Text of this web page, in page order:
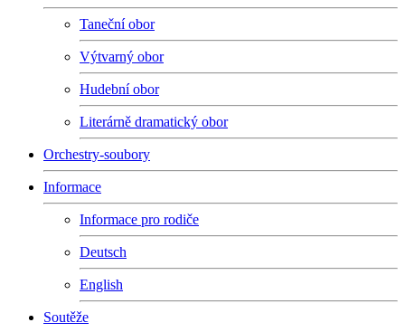
Taneční obor
Výtvarný obor
Hudební obor
Literárně dramatický obor
Orchestry-soubory
Informace
Informace pro rodiče
Deutsch
English
Soutěže